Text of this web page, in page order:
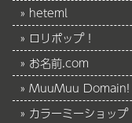
heteml
ロリポップ！
お名前.com
MuuMuu Domain!
カラーミーショップ